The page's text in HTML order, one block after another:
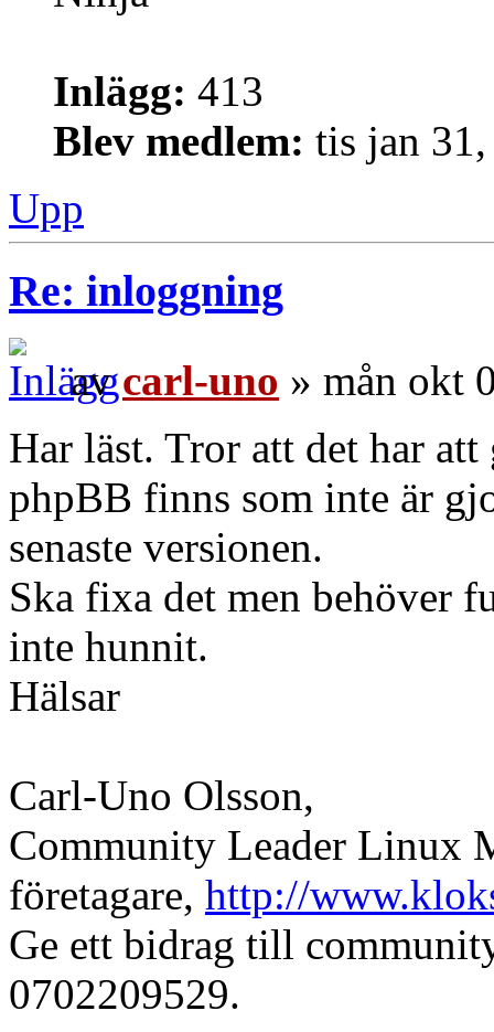
Inlägg: 413
Blev medlem: tis jan
Upp
Re: inloggning
avcarl-uno » mån okt
Har läst. Tror att det har
phpBB finns som inte är
senaste versionen.
Ska fixa det men behöver
inte hunnit.
Hälsar
Carl-Uno Olsson,
Community Leader Linux
företagare, http://
Ge ett bidrag till
0702209529.